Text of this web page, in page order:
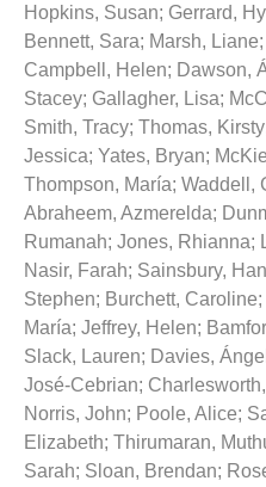
Hopkins, Susan; Gerrard,
Bennett, Sara; Marsh, Liane;
Campbell, Helen; Dawson,
Stacey; Gallagher, Lisa;
Smith, Tracy; Thomas, Kirsty
Jessica; Yates, Bryan;
Thompson, María; Waddell,
Abraheem, Azmerelda;
Rumanah; Jones, Rhianna;
Nasir, Farah; Sainsbury,
Stephen; Burchett, Caroline;
María; Jeffrey, Helen;
Slack, Lauren; Davies,
José-Cebrian;
Norris, John; Poole, Alice;
Elizabeth; Thirumaran,
Sarah; Sloan, Brendan;